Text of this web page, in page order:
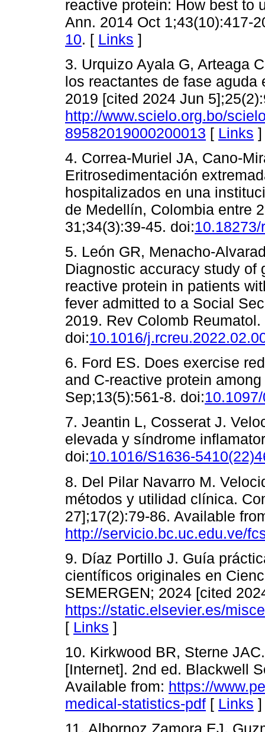
reactive protein: How best to
Ann. 2014 Oct 1;43(10):417-
10. [ Links ]
3. Urquizo Ayala G, Arteaga
los reactantes de fase
2019 [cited 2024 Jun
http://www.scielo.org.bo/
89582019000200013 [ Links ]
4. Correa-Muriel JA, Cano-
Eritrosedimentación
hospitalizados en una
de Medellín, Colombia entre
31;34(3):39-45. doi:
5. León GR, Menacho-
Diagnostic accuracy study of
reactive protein in patients
fever admitted to a Social
2019. Rev Colomb
doi:10.1016/
6. Ford ES. Does exercise
and C-reactive protein
Sep;13(5):561-8. doi:
7. Jeantin L, Cosserat J.
elevada y síndrome
doi:10.1016/S1636-
8. Del Pilar Navarro M.
métodos y utilidad clínica.
27];17(2):79-86. Available
http://servicio.bc.uc.edu.ve/
9. Díaz Portillo J. Guía
científicos originales en
SEMERGEN; 2024 [cited
https://static.elsevier.es/
[ Links ]
10. Kirkwood BR, Sterne
[Internet]. 2nd ed. Blackwell
Available from: https://
medical-statistics-pdf [ Links ]
11. Albornoz Zamora EJ,